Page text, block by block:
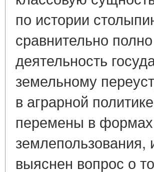
по истории
сравнительно
деятельность
земельному
в аграрной
перемены в
выяснен вопрос о